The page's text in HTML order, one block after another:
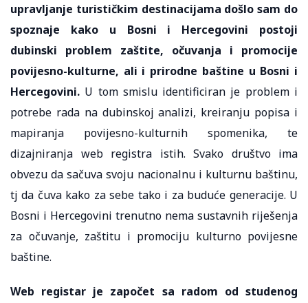
upravljanje turističkim destinacijama došlo sam do
spoznaje kako u Bosni i Hercegovini postoji
dubinski problem zaštite, očuvanja i promocije
povijesno-kulturne, ali i prirodne baštine u Bosni i
Hercegovini. U tom smislu identificiran je problem i
potrebe rada na dubinskoj analizi, kreiranju popisa i
mapiranja povijesno-kulturnih spomenika, te
dizajniranja web registra istih. Svako društvo ima
obvezu da sačuva svoju nacionalnu i kulturnu baštinu,
tj da čuva kako za sebe tako i za buduće generacije. U
Bosni i Hercegovini trenutno nema sustavnih riješenja
za očuvanje, zaštitu i promociju kulturno povijesne
baštine.
Web registar je započet sa radom od studenog